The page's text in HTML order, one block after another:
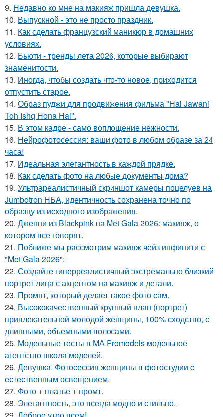
9. Недавно ко мне на макияж пришла девушка.
10. Выпускной - это не просто праздник.
11. Как сделать французский маникюр в домашних
условиях.
12. Бьюти - тренды лета 2026, которые выбирают
знаменитости.
13. Иногда, чтобы создать что-то новое, приходится
отпустить старое.
14. Образ пуджи для продвижения фильма "Hai Jawani
Toh Ishq Hona Hai".
15. В этом кадре - само воплощение нежности.
16. Нейрофотосессия: ваши фото в любом образе за 24
часа!
17. Идеальная элегантность в каждой прядке.
18. Как сделать фото на любые документы дома?
19. Ультрареалистичный скриншот камеры поцелуев на
Jumbotron НБА, идентичность сохранена точно по
образцу из исходного изображения.
20. Дженни из Blackpink на Met Gala 2026: макияж, о
котором все говорят.
21. Поближе мы рассмотрим макияж чейз инфинити с
"Met Gala 2026":
22. Создайте гиперреалистичный экстремально близкий
портрет лица с акцентом на макияж и детали.
23. Промпт, который делает такое фото сам.
24. Высококачественный крупный план (портрет)
привлекательной молодой женщины, 100% сходство, с
длинными, объемными волосами.
25. Модельные тесты в МА Promodels модельное
агентство школа моделей.
26. Девушка. Фотосессия женщины в фотостудии c
естественным освещением.
27. Фото + платье + промт.
28. Элегантность, это всегда модно и стильно.